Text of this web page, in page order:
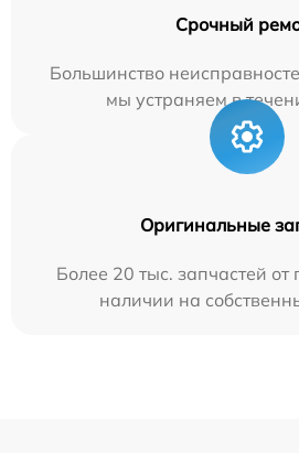
Срочный
Большинство
мы устраняем в
Оригинальные
Более 20 тыс. запчастей от
наличии на